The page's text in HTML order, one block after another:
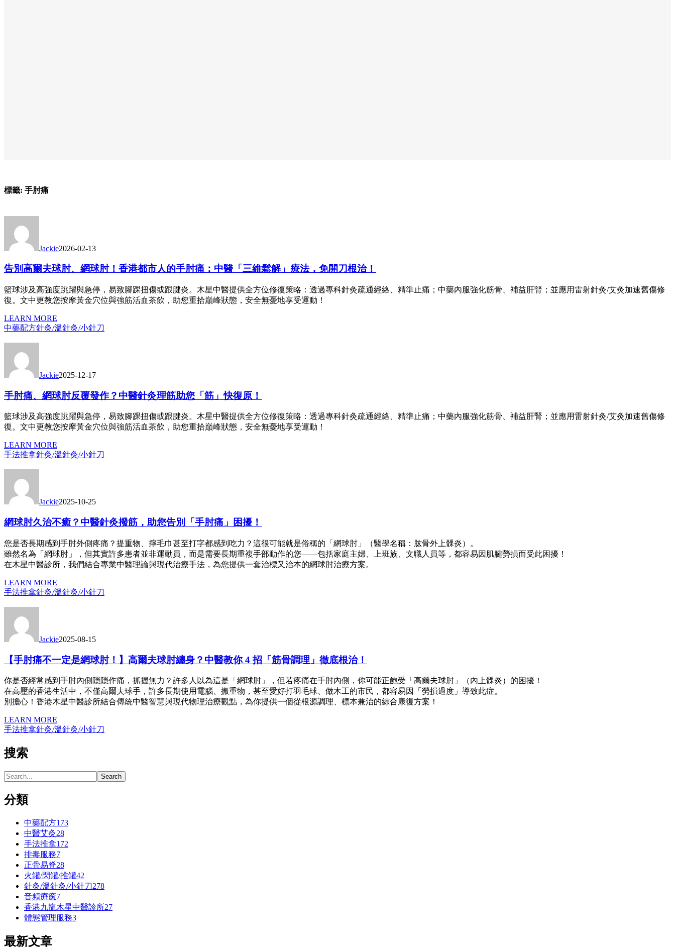
標籤: 手肘痛
Jackie2026-02-13
告別高爾夫球肘、網球肘！香港都市人的手肘痛：中醫「三維鬆解」療法，免開刀根治！
籃球涉及高強度跳躍與急停，易致腳踝扭傷或跟腱炎。木星中醫提供全方位修復策略：透過專科針灸疏通經絡、精準止痛；中藥內服強化筋骨、補益肝腎；並應用雷射針灸/艾灸加速舊傷修
復。文中更教您按摩黃金穴位與強筋活血茶飲，助您重拾巔峰狀態，安全無憂地享受運動！
LEARN MORE
中藥配方針灸/溫針灸/小針刀
Jackie2025-12-17
手肘痛、網球肘反覆發作？中醫針灸理筋助您「筋」快復原！
籃球涉及高強度跳躍與急停，易致腳踝扭傷或跟腱炎。木星中醫提供全方位修復策略：透過專科針灸疏通經絡、精準止痛；中藥內服強化筋骨、補益肝腎；並應用雷射針灸/艾灸加速舊傷修
復。文中更教您按摩黃金穴位與強筋活血茶飲，助您重拾巔峰狀態，安全無憂地享受運動！
LEARN MORE
手法推拿針灸/溫針灸/小針刀
Jackie2025-10-25
網球肘久治不癒？中醫針灸撥筋，助您告別「手肘痛」困擾！
您是否長期感到手肘外側疼痛？提重物、擰毛巾甚至打字都感到吃力？這很可能就是俗稱的「網球肘」（醫學名稱：肱骨外上髁炎）。
雖然名為「網球肘」，但其實許多患者並非運動員，而是需要長期重複手部動作的您——包括家庭主婦、上班族、文職人員等，都容易因肌腱勞損而受此困擾！
在木星中醫診所，我們結合專業中醫理論與現代治療手法，為您提供一套治標又治本的網球肘治療方案。
LEARN MORE
手法推拿針灸/溫針灸/小針刀
Jackie2025-08-15
【手肘痛不一定是網球肘！】高爾夫球肘纏身？中醫教你 4 招「筋骨調理」徹底根治！
你是否經常感到手肘內側隱隱作痛，抓握無力？許多人以為這是「網球肘」，但若疼痛在手肘內側，你可能正飽受「高爾夫球肘」（內上髁炎）的困擾！
在高壓的香港生活中，不僅高爾夫球手，許多長期使用電腦、搬重物，甚至愛好打羽毛球、做木工的市民，都容易因「勞損過度」導致此症。
別擔心！香港木星中醫診所結合傳統中醫智慧與現代物理治療觀點，為你提供一個從根源調理、標本兼治的綜合康復方案！
LEARN MORE
手法推拿針灸/溫針灸/小針刀
搜索
分類
中藥配方173
中醫艾灸28
手法推拿172
排毒服務7
正骨易脊28
火罐/閃罐/推罐42
針灸/溫針灸/小針刀278
⾳頻療癒7
香港九龍木星中醫診所27
體態管理服務3
最新文章